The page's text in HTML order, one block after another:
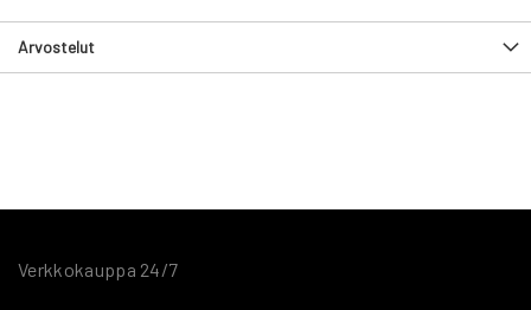
Arvostelut
Verkkokauppa 24/7